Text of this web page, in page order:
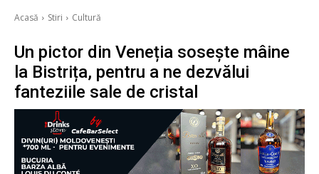
Acasă Stiri Cultură
Un pictor din Veneția sosește mâine
la Bistrița, pentru a ne dezvălui
fanteziile sale de cristal